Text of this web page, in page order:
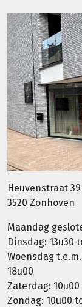
Heuvenstraat 39
3520 Zonhoven
Maandag
Dinsdag: 13u30
Woensdag
18u00
Zaterdag: 10u00
Zondag: 10u00